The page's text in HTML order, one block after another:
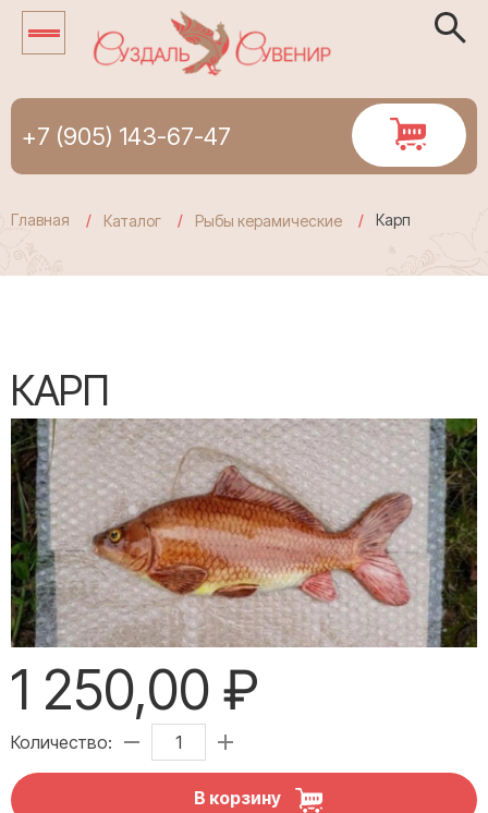
+7 (905) 143-67-47
Главная Каталог Рыбы керамические Карп
КАРП
1 250,00 ₽
Количество:
В корзину